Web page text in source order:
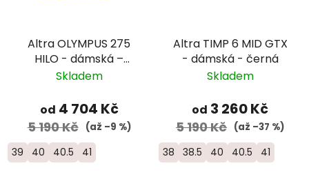
Altra OLYMPUS 275
HILO - dámská –
světle šedá/zelená
Skladem
od 4 704 Kč
5 190 Kč (až –9 %)
39 40 40.5 41
Altra TIMP 6 MID GTX
- dámská - černá
Skladem
od 3 260 Kč
5 190 Kč (až –37 %)
38 38.5 40 40.5 41